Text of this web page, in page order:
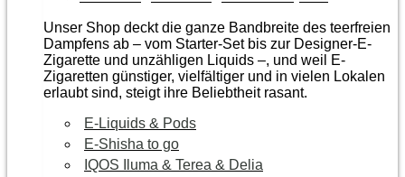
Unser Shop deckt die ganze Bandbreite des teerfreien
Dampfens ab – vom Starter-Set bis zur Designer-E-
Zigarette und unzähligen Liquids –, und weil E-
Zigaretten günstiger, vielfältiger und in vielen Lokalen
erlaubt sind, steigt ihre Beliebtheit rasant.
E-Liquids & Pods
E-Shisha to go
IQOS Iluma & Terea & Delia